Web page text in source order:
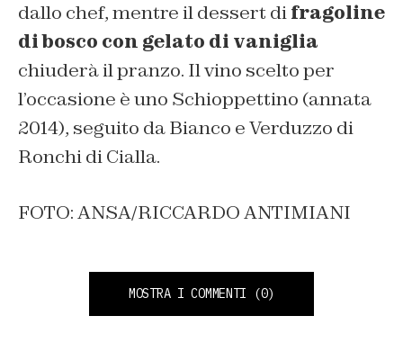
dallo chef, mentre il dessert difragoline
di bosco con gelato di vaniglia
chiuderà il pranzo. Il vino scelto per
l’occasione è uno Schioppettino (annata
2014), seguito da Bianco e Verduzzo di
Ronchi di Cialla.
FOTO: ANSA/RICCARDO ANTIMIANI
MOSTRA I COMMENTI (0)